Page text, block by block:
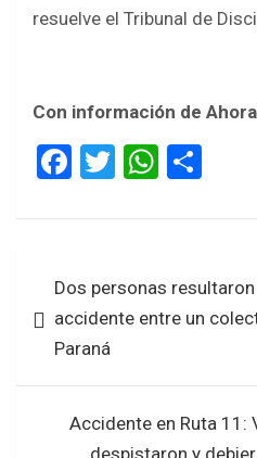
resuelve el Tribunal de
Con información de Ahora
F
ce
o
o
T
tt
W
at
A
p
ar
entradas
Dos personas
accidente entre un
Paraná
Accidente en Ruta 11: